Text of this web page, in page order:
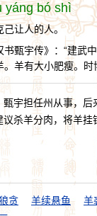
yáng bó shì
己让人的人。
书甄宇传》：“建武
。羊有大小肥瘦。
甄宇担任州从事，
议杀羊分肉，将羊
贪 羊续悬鱼 羊